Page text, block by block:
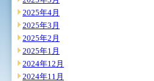
2025年4月
2025年3月
2025年2月
2025年1月
2024年12月
2024年11月